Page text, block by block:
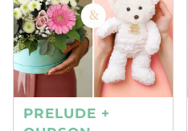
PRELUDE +